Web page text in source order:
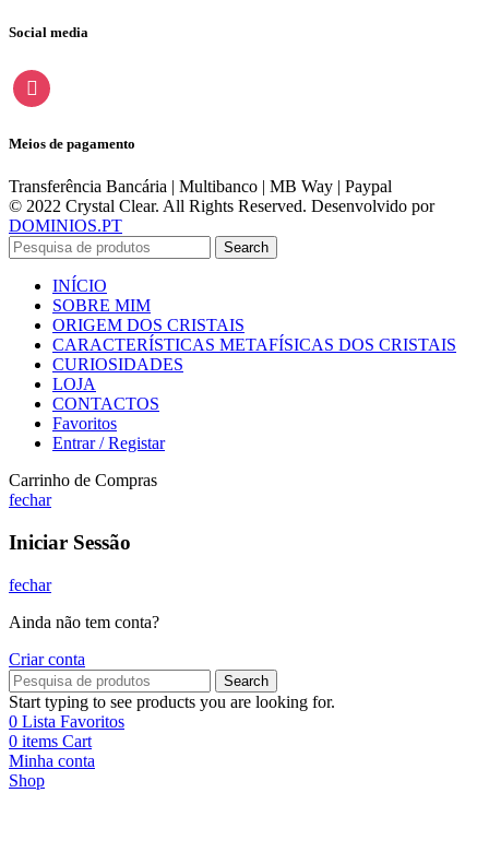
Social media
instagram
Meios de pagamento
Transferência Bancária | Multibanco | MB Way | Paypal
© 2022 Crystal Clear. All Rights Reserved. Desenvolvido por
DOMINIOS.PT
Search
INÍCIO
SOBRE MIM
ORIGEM DOS CRISTAIS
CARACTERÍSTICAS METAFÍSICAS DOS CRISTAIS
CURIOSIDADES
LOJA
CONTACTOS
Favoritos
Entrar / Registar
Carrinho de Compras
fechar
Iniciar Sessão
fechar
Ainda não tem conta?
Criar conta
Search
Start typing to see products you are looking for.
0 Lista Favoritos
0 items Cart
Minha conta
Shop